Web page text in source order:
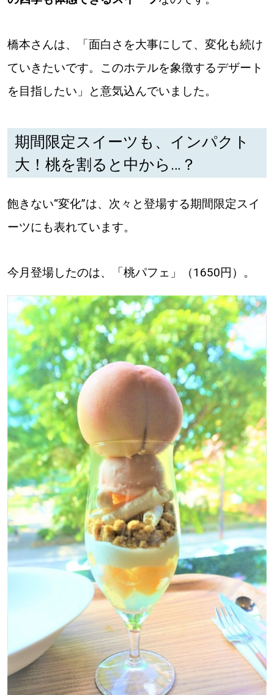
橋本さんは、「面白さを大事にして、変化も続け
ていきたいです。このホテルを象徴するデザート
を目指したい」と意気込んでいました。
期間限定スイーツも、インパクト
大！桃を割ると中から…？
飽きない“変化”は、次々と登場する期間限定スイ
ーツにも表れています。
今月登場したのは、「桃パフェ」（1650円）。